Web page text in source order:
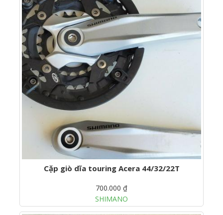
Cặp giò dĩa touring Acera 44/32/22T
700.000 ₫
SHIMANO